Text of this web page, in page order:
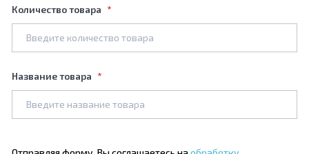
Количество товара
Название товара